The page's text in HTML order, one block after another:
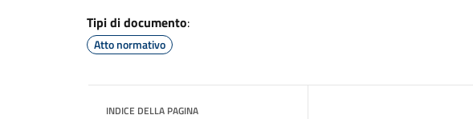
Tipi di documento:
Atto normativo
INDICE DELLA PAGINA